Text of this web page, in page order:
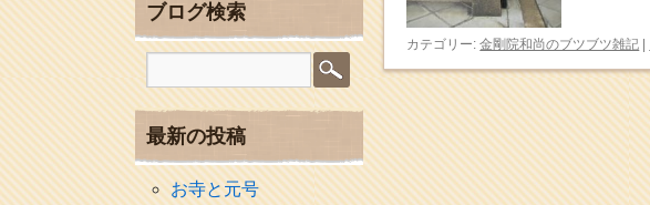
カテゴリー: 金剛院和尚のブツブツ雑記
ブログ検索
最新の投稿
お寺と元号